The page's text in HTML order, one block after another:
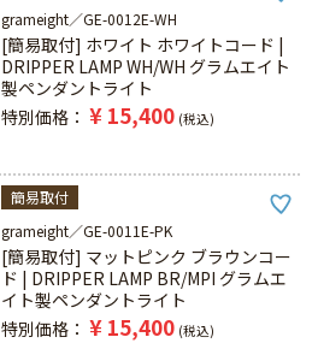
grameight GE-0012E-WH
[簡易取付] ホワイト ホワイトコード |
DRIPPER LAMP WH/WH グラムエイト
製ペンダントライト
特別価格
¥ 15,400 税込
簡易取付
grameight
GE-0011E-PK
[簡易取付] マットピンク ブラウンコー
ド | DRIPPER LAMP BR/MPI グラムエ
イト製ペンダントライト
特別価格
¥ 15,400 税込